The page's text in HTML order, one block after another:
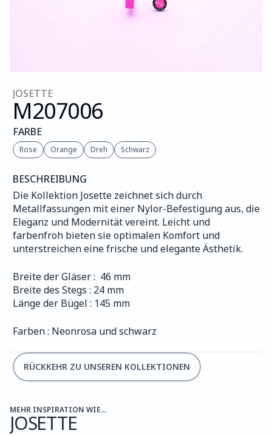
JOSETTE
M207006
FARBE
Rose Orange Dreh Schwarz
BESCHREIBUNG
Die Kollektion Josette zeichnet sich durch
Metallfassungen mit einer Nylor-Befestigung aus, die
Eleganz und Modernität vereint. Leicht und
farbenfroh bieten sie optimalen Komfort und
unterstreichen eine frische und elegante Ästhetik.
Breite der Gläser :  46 mm
Breite des Stegs : 24 mm
Länge der Bügel : 145 mm
Farben : Neonrosa und schwarz
RÜCKKEHR ZU UNSEREN KOLLEKTIONEN
MEHR INSPIRATION WIE...
JOSETTE